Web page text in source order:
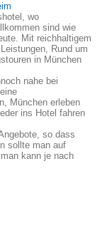
wo
sind wie
Mit reichhaltigem
Rund um
in München
nahe bei
München erleben
ins Hotel fahren
so dass
sollte man auf
kann je nach